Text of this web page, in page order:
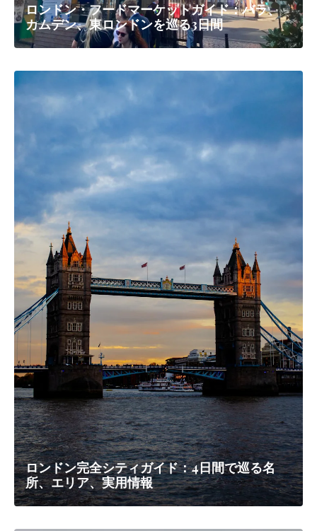
ロンドン・フードマーケットガイド：バラ、
カムデン、東ロンドンを巡る3日間
ロンドン完全シティガイド：4日間で巡る名
所、エリア、実用情報